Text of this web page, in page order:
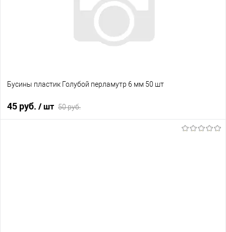
Бусины пластик Голубой перламутр 6 мм 50 шт
45 руб. / шт 50 руб.